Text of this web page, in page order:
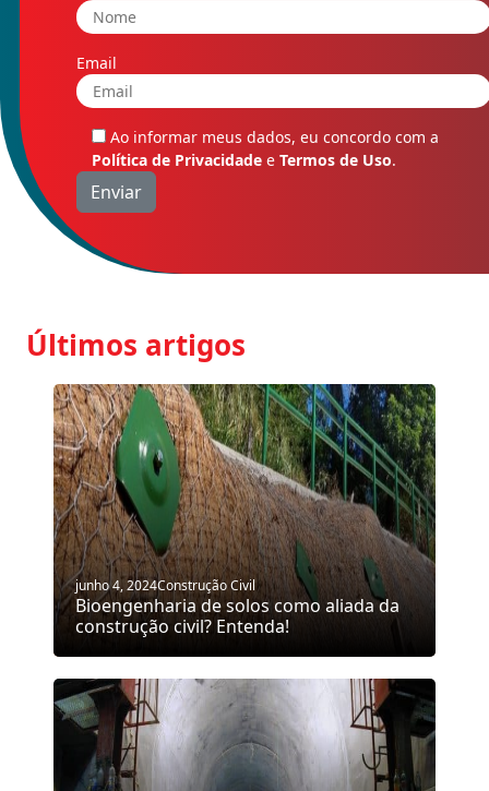
Email
Ao informar meus dados, eu concordo com a
Política de Privacidade e Termos de Uso.
Últimos artigos
junho 4, 2024Construção Civil
Bioengenharia de solos como aliada da
construção civil? Entenda!